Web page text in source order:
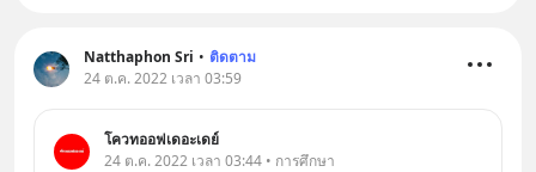
Natthaphon Sri • ติดตาม
24 ต.ค. 2022 เวลา 03:59
โควทออฟเดอะเดย์
24 ต.ค. 2022 เวลา 03:44 • การศึกษา